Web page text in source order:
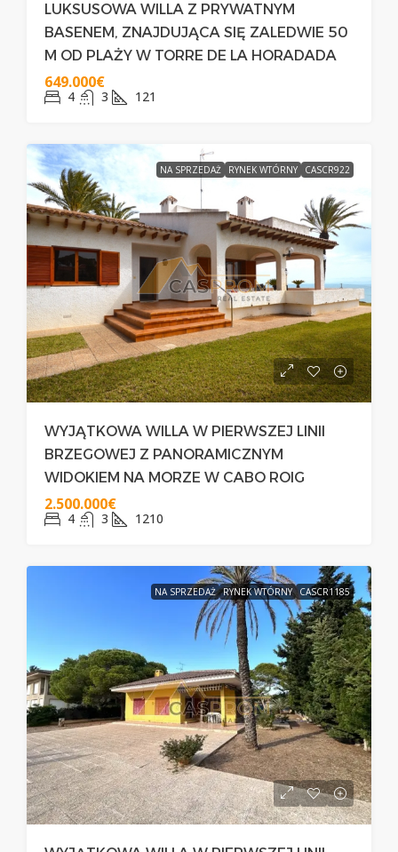
LUKSUSOWA WILLA Z PRYWATNYM
BASENEM, ZNAJDUJĄCA SIĘ ZALEDWIE 50
M OD PLAŻY W TORRE DE LA HORADADA
649.000€
4 3 121
NA SPRZEDAŻ RYNEK WTÓRNY CASCR922
WYJĄTKOWA WILLA W PIERWSZEJ LINII
BRZEGOWEJ Z PANORAMICZNYM
WIDOKIEM NA MORZE W CABO ROIG
2.500.000€
4 3 1210
NA SPRZEDAŻ RYNEK WTÓRNY CASCR1185